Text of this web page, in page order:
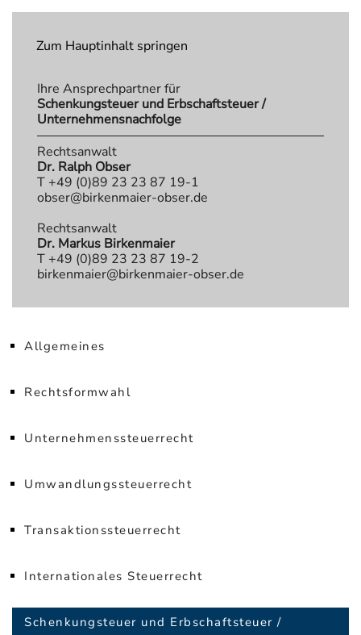
Zum Hauptinhalt springen
Ihre Ansprechpartner für
Schenkungsteuer und Erbschaftsteuer /
Unternehmensnachfolge
Rechtsanwalt
Dr. Ralph Obser
T +49 (0)89 23 23 87 19-1
obser@birkenmaier-obser.de
Rechtsanwalt
Dr. Markus Birkenmaier
T +49 (0)89 23 23 87 19-2
birkenmaier@birkenmaier-obser.de
Allgemeines
Rechtsformwahl
Unternehmenssteuerrecht
Umwandlungssteuerrecht
Transaktionssteuerrecht
Internationales Steuerrecht
Schenkungsteuer und Erbschaftsteuer /